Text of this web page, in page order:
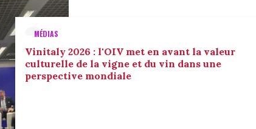
MÉDIAS
Vinitaly 2026 : l'OIV met en avant la valeur
culturelle de la vigne et du vin dans une
perspective mondiale